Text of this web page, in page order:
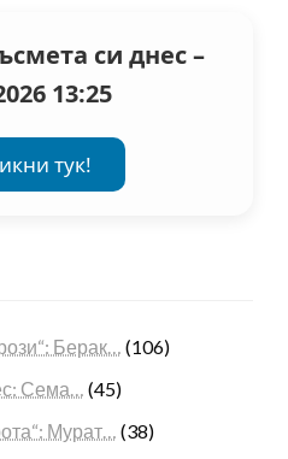
си днес –
13:25
тук!
Берак… (106)
Сема… (45)
Мурат… (38)